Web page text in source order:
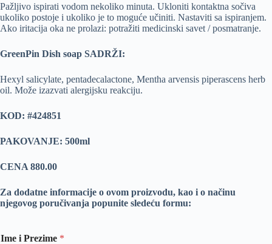
Pažljivo ispirati vodom nekoliko minuta. Ukloniti kontaktna sočiva
ukoliko postoje i ukoliko je to moguće učiniti. Nastaviti sa ispiranjem.
Ako iritacija oka ne prolazi: potražiti medicinski savet / posmatranje.
GreenPin Dish soap SADRŽI:
Hexyl salicylate, pentadecalactone, Mentha arvensis piperascens herb
oil. Može izazvati alergijsku reakciju.
KOD: #424851
PAKOVANJE: 500ml
CENA 880.00
Za dodatne informacije o ovom proizvodu, kao i o načinu
njegovog poručivanja popunite sledeću formu:
Ime i Prezime *